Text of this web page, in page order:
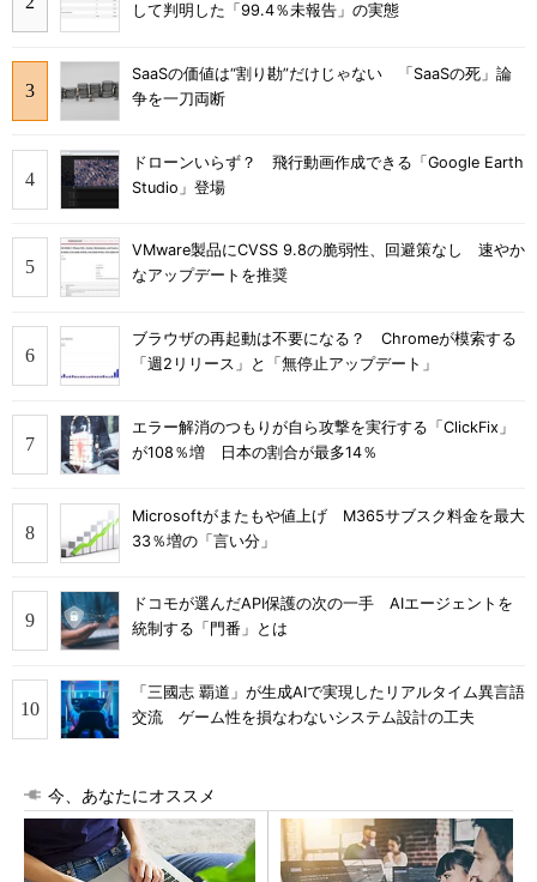
して判明した「99.4％未報告」の実態
SaaSの価値は“割り勘”だけじゃない 「SaaSの死」論
争を一刀両断
ドローンいらず？ 飛行動画作成できる「Google Earth
Studio」登場
VMware製品にCVSS 9.8の脆弱性、回避策なし 速やか
なアップデートを推奨
ブラウザの再起動は不要になる？ Chromeが模索する
「週2リリース」と「無停止アップデート」
エラー解消のつもりが自ら攻撃を実行する「ClickFix」
が108％増 日本の割合が最多14％
Microsoftがまたもや値上げ M365サブスク料金を最大
33％増の「言い分」
ドコモが選んだAPI保護の次の一手 AIエージェントを
統制する「門番」とは
「三國志 覇道」が生成AIで実現したリアルタイム異言語
交流 ゲーム性を損なわないシステム設計の工夫
今、あなたにオススメ